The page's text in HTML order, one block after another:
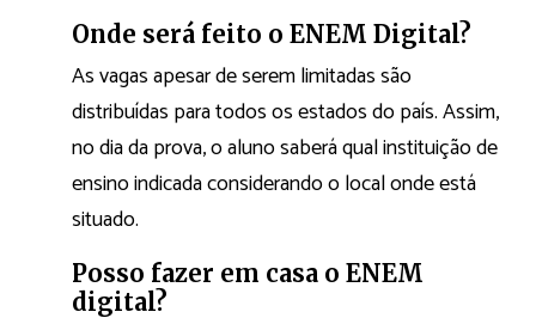
Onde será feito o ENEM Digital?
As vagas apesar de serem limitadas são
distribuídas para todos os estados do país. Assim,
no dia da prova, o aluno saberá qual instituição de
ensino indicada considerando o local onde está
situado.
Posso fazer em casa o ENEM
digital?